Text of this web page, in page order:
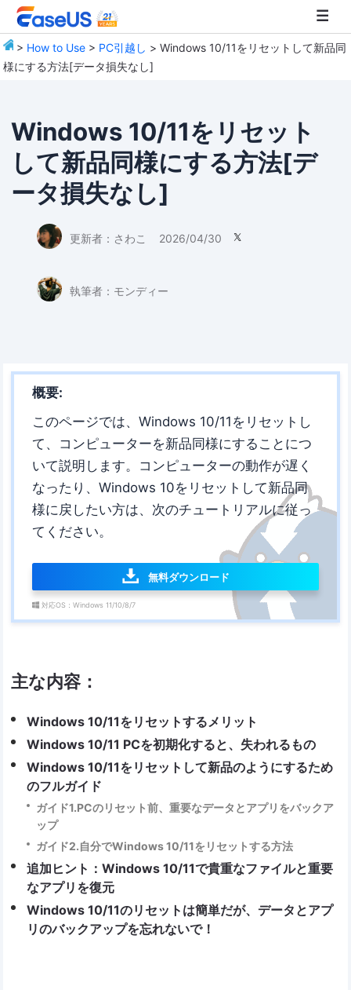
> How to Use > PC引越し > Windows 10/11をリセットして新品同
様にする方法[データ損失なし]
Windows 10/11をリセット
して新品同様にする方法[デ
ータ損失なし]
更新者： さわこ 2026/04/30 
執筆者： モンディー
概要:
このページでは、Windows 10/11をリセットし
て、コンピューターを新品同様にすることにつ
いて説明します。コンピューターの動作が遅く
なったり、Windows 10をリセットして新品同
様に戻したい方は、次のチュートリアルに従っ
てください。
無料ダウンロード
対応OS：Windows 11/10/8/7
主な内容：
Windows 10/11をリセットするメリット
Windows 10/11 PCを初期化すると、失われるもの
Windows 10/11をリセットして新品のようにするため
のフルガイド
ガイド1.PCのリセット前、重要なデータとアプリをバックア
ップ
ガイド2.自分でWindows 10/11をリセットする方法
追加ヒント：Windows 10/11で貴重なファイルと重要
なアプリを復元
Windows 10/11のリセットは簡単だが、データとアプ
リのバックアップを忘れないで！